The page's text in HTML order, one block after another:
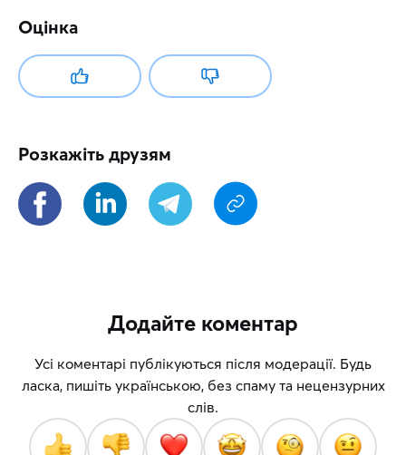
Оцінка
Розкажіть друзям
Додайте коментар
Усі коментарі публікуються після модерації. Будь
ласка, пишіть українською, без спаму та нецензурних
слів.